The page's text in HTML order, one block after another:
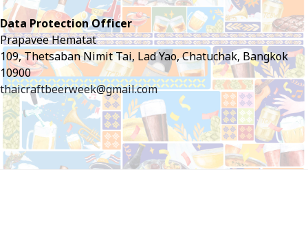
Data Protection Officer
Prapavee Hematat
109, Thetsaban Nimit Tai, Lad Yao, Chatuchak, Bangkok
10900
thaicraftbeerweek@gmail.com